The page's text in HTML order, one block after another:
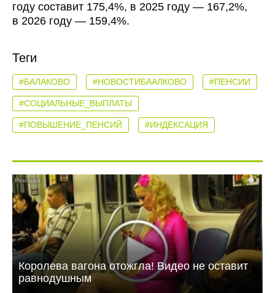
году составит 175,4%, в 2025 году — 167,2%,
в 2026 году — 159,4%.
Теги
#БАЛАКОВО #НОВОСТИБААЛКОВО #ПЕНСИИ
#СОЦИАЛЬНЫЕ_ВЫПЛАТЫ
#ПОВЫШЕНИЕ_ПЕНСИЙ #ИНДЕКСАЦИЯ
i
Королева вагона отожгла! Видео не оставит
равнодушным